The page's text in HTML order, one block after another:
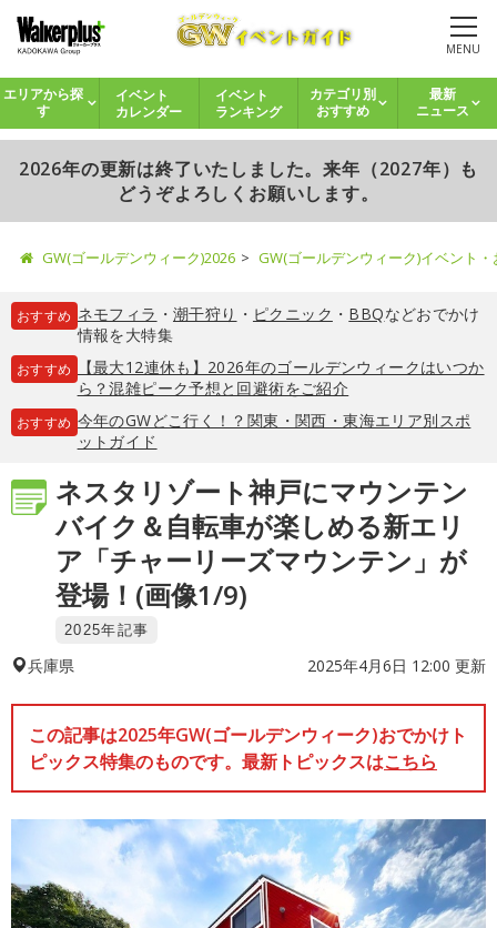
MENU
エリアから探
す
イベント
カレンダー
イベント
ランキング
カテゴリ別
おすすめ
最新
ニュース
2026年の更新は終了いたしました。来年（2027年）も
どうぞよろしくお願いします。
GW(ゴールデンウィーク)2026 GW(ゴールデンウィーク)イベント
おすすめ ネモフィラ ・ 潮干狩り ・ ピクニック ・ BBQなどおでかけ
情報を大特集
おすすめ
【最大12連休も】2026年のゴールデンウィークはいつか
ら？混雑ピーク予想と回避術をご紹介
おすすめ 今年のGWどこ行く！？関東・関西・東海エリア別スポ
ットガイド
ネスタリゾート神戸にマウンテン
バイク＆自転車が楽しめる新エリ
ア「チャーリーズマウンテン」が
登場！(画像1/9)
2025年記事
兵庫県 2025年4月6日 12:00 更新
この記事は2025年GW(ゴールデンウィーク)おでかけト
ピックス特集のものです。最新トピックスはこちら